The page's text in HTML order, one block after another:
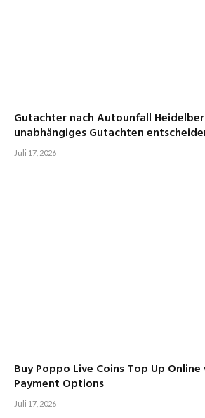
Gutachter nach Autounfall
unabhängiges Gutachten
Juli 17, 2026
Buy Poppo Live Coins Top Up
Payment Options
Juli 17, 2026